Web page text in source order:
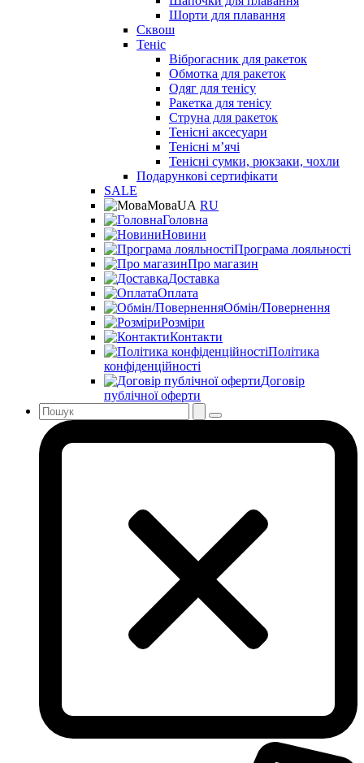
Шорти для плавання
Сквош
Теніс
Віброгасник для ракеток
Обмотка для ракеток
Одяг для тенісу
Ракетка для тенісу
Струна для ракеток
Тенісні аксесуари
Тенісні мʼячі
Тенісні сумки, рюкзаки, чохли
Подарункові сертифікати
SALE
МоваUA RU
Головна
Новини
Програма лояльності
Про магазин
Доставка
Оплата
Обмін/Повернення
Розміри
Контакти
Політика
конфіденційності
Договір
публічної оферти